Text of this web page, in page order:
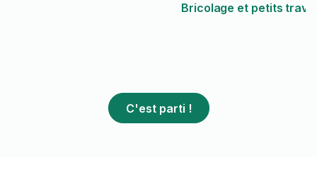
Bricolage et petits
C'est parti !